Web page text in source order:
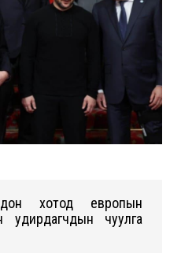
хотод европын
чуулга